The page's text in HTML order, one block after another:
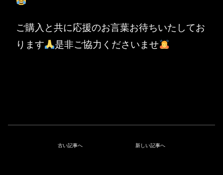
ご購入と共に応援のお言葉お待ちいたしてお
ります
是非ご協力くださいませ
古い記事へ 新しい記事へ